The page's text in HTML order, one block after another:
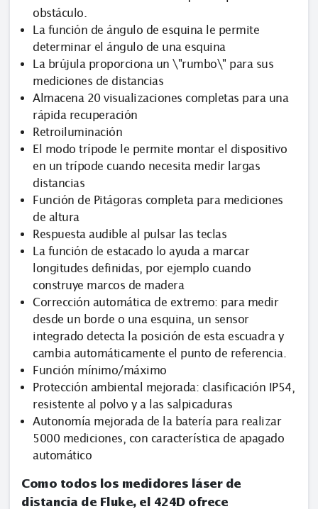
obstáculo.
La función de ángulo de esquina le permite
determinar el ángulo de una esquina
La brújula proporciona un \"rumbo\" para sus
mediciones de distancias
Almacena 20 visualizaciones completas para una
rápida recuperación
Retroiluminación
El modo trípode le permite montar el dispositivo
en un trípode cuando necesita medir largas
distancias
Función de Pitágoras completa para mediciones
de altura
Respuesta audible al pulsar las teclas
La función de estacado lo ayuda a marcar
longitudes definidas, por ejemplo cuando
construye marcos de madera
Corrección automática de extremo: para medir
desde un borde o una esquina, un sensor
integrado detecta la posición de esta escuadra y
cambia automáticamente el punto de referencia.
Función mínimo/máximo
Protección ambiental mejorada: clasificación IP54,
resistente al polvo y a las salpicaduras
Autonomía mejorada de la batería para realizar
5000 mediciones, con característica de apagado
automático
Como todos los medidores láser de
distancia de Fluke, el 424D ofrece